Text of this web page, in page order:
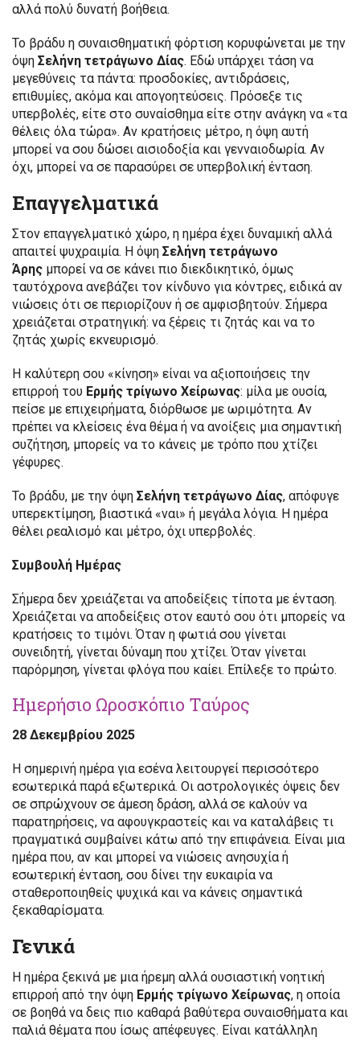
αλλά πολύ δυνατή βοήθεια.
Το βράδυ η συναισθηματική φόρτιση κορυφώνεται με την
όψη Σελήνη τετράγωνο Δίας. Εδώ υπάρχει τάση να
μεγεθύνεις τα πάντα: προσδοκίες, αντιδράσεις,
επιθυμίες, ακόμα και απογοητεύσεις. Πρόσεξε τις
υπερβολές, είτε στο συναίσθημα είτε στην ανάγκη να «τα
θέλεις όλα τώρα». Αν κρατήσεις μέτρο, η όψη αυτή
μπορεί να σου δώσει αισιοδοξία και γενναιοδωρία. Αν
όχι, μπορεί να σε παρασύρει σε υπερβολική ένταση.
Επαγγελματικά
Στον επαγγελματικό χώρο, η ημέρα έχει δυναμική αλλά
απαιτεί ψυχραιμία. Η όψη Σελήνη τετράγωνο
Άρης μπορεί να σε κάνει πιο διεκδικητικό, όμως
ταυτόχρονα ανεβάζει τον κίνδυνο για κόντρες, ειδικά αν
νιώσεις ότι σε περιορίζουν ή σε αμφισβητούν. Σήμερα
χρειάζεται στρατηγική: να ξέρεις τι ζητάς και να το
ζητάς χωρίς εκνευρισμό.
Η καλύτερη σου «κίνηση» είναι να αξιοποιήσεις την
επιρροή του Ερμής τρίγωνο Χείρωνας: μίλα με ουσία,
πείσε με επιχειρήματα, διόρθωσε με ωριμότητα. Αν
πρέπει να κλείσεις ένα θέμα ή να ανοίξεις μια σημαντική
συζήτηση, μπορείς να το κάνεις με τρόπο που χτίζει
γέφυρες.
Το βράδυ, με την όψη Σελήνη τετράγωνο Δίας, απόφυγε
υπερεκτίμηση, βιαστικά «ναι» ή μεγάλα λόγια. Η ημέρα
θέλει ρεαλισμό και μέτρο, όχι υπερβολές.
Συμβουλή Ημέρας
Σήμερα δεν χρειάζεται να αποδείξεις τίποτα με ένταση.
Χρειάζεται να αποδείξεις στον εαυτό σου ότι μπορείς να
κρατήσεις το τιμόνι. Όταν η φωτιά σου γίνεται
συνειδητή, γίνεται δύναμη που χτίζει. Όταν γίνεται
παρόρμηση, γίνεται φλόγα που καίει. Επίλεξε το πρώτο.
Ημερήσιο Ωροσκόπιο Ταύρος
28 Δεκεμβρίου 2025
Η σημερινή ημέρα για εσένα λειτουργεί περισσότερο
εσωτερικά παρά εξωτερικά. Οι αστρολογικές όψεις δεν
σε σπρώχνουν σε άμεση δράση, αλλά σε καλούν να
παρατηρήσεις, να αφουγκραστείς και να καταλάβεις τι
πραγματικά συμβαίνει κάτω από την επιφάνεια. Είναι μια
ημέρα που, αν και μπορεί να νιώσεις ανησυχία ή
εσωτερική ένταση, σου δίνει την ευκαιρία να
σταθεροποιηθείς ψυχικά και να κάνεις σημαντικά
ξεκαθαρίσματα.
Γενικά
Η ημέρα ξεκινά με μια ήρεμη αλλά ουσιαστική νοητική
επιρροή από την όψη Ερμής τρίγωνο Χείρωνας, η οποία
σε βοηθά να δεις πιο καθαρά βαθύτερα συναισθήματα και
παλιά θέματα που ίσως απέφευγες. Είναι κατάλληλη